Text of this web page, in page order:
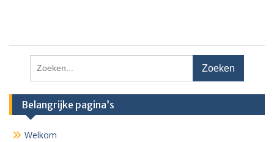
naar:
Belangrijke pagina’s
Welkom